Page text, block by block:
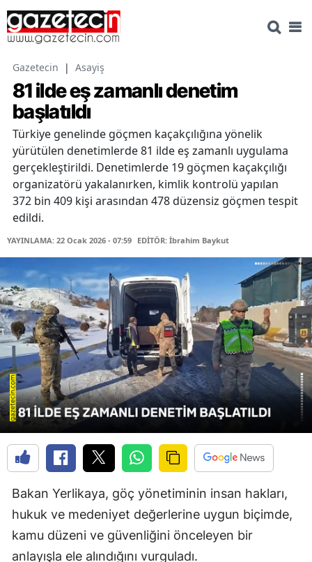
Gazetecin | Asayiş
81 ilde eş zamanlı denetim
başlatıldı
Türkiye genelinde göçmen kaçakçılığına yönelik
yürütülen denetimlerde 81 ilde eş zamanlı uygulama
gerçekleştirildi. Denetimlerde 19 göçmen kaçakçılığı
organizatörü yakalanırken, kimlik kontrolü yapılan
372 bin 409 kişi arasından 478 düzensiz göçmen tespit
edildi.
YAYINLAMA: 22 Ocak 2026 - 07:59 EDİTÖR: İbrahim Baykut
Bakan Yerlikaya, göç yönetiminin insan hakları,
hukuk ve medeniyet değerlerine uygun biçimde,
kamu düzeni ve güvenliğini önceleyen bir
anlayışla ele alındığını vurguladı.